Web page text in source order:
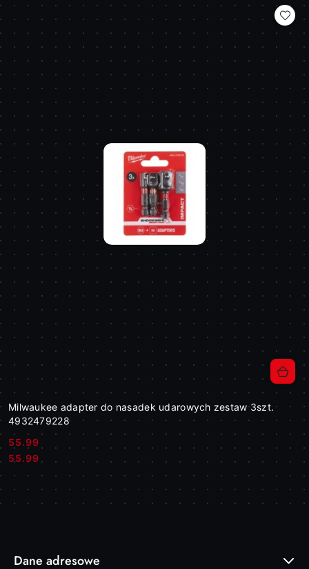
Milwaukee adapter do nasadek udarowych zestaw 3szt.
4932479228
Cena:
55.99
Cena:
55.99
Dane adresowe